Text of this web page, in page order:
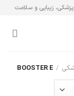
زیبایی و سلامت
/
BOOSTER E